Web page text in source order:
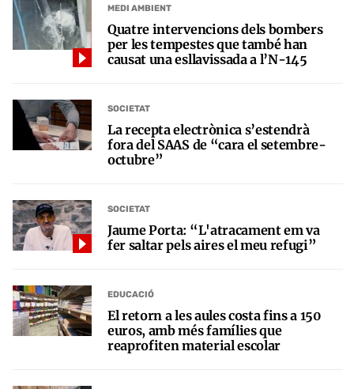
MEDI AMBIENT
Quatre intervencions dels bombers
per les tempestes que també han
causat una esllavissada a l’N-145
SOCIETAT
La recepta electrònica s’estendrà
fora del SAAS de “cara el setembre-
octubre”
SOCIETAT
Jaume Porta: “L'atracament em va
fer saltar pels aires el meu refugi”
EDUCACIÓ
El retorn a les aules costa fins a 150
euros, amb més famílies que
reaprofiten material escolar